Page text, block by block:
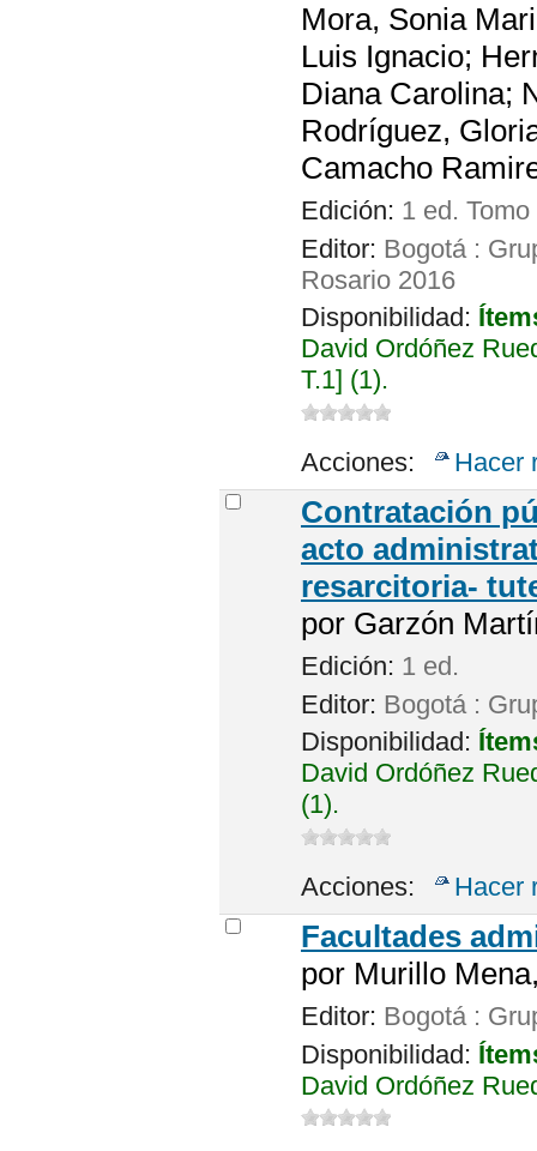
Mora, Sonia
Luis Ignacio;
Diana Carolina;
Rodríguez,
Camacho
Edición: 1 ed. Tomo
Editor: Bogotá :
Rosario 2016
Disponibilidad:
David Ordóñez
T.1] (1).
Acciones: Hacer
Contratación
acto
resarcitoria-
por Garzón
Edición: 1 ed.
Editor: Bogotá :
Disponibilidad:
David Ordóñez
(1).
Acciones: Hacer
Facultades
por Murillo
Editor: Bogotá :
Disponibilidad:
David Ordóñez